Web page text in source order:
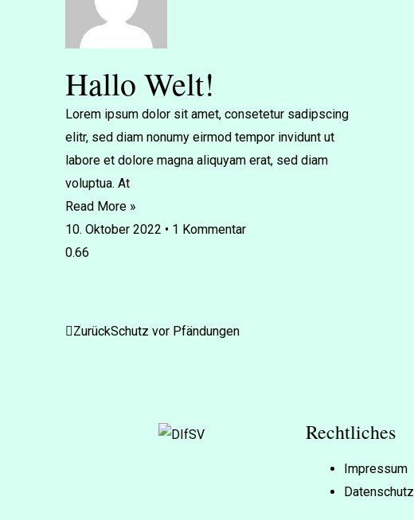
Hallo Welt!
Lorem ipsum dolor sit amet, consetetur sadipscing
elitr, sed diam nonumy eirmod tempor invidunt ut
labore et dolore magna aliquyam erat, sed diam
voluptua. At
Read More »
10. Oktober 2022
1 Kommentar
ZurückSchutz vor Pfändungen
Rechtliches
Impressum
Datenschutz